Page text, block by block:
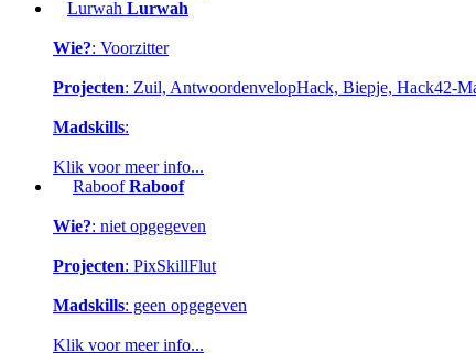
Lurwah Lurwah
Wie?: Voorzitter
Projecten: Zuil, AntwoordenvelopHack, Biepje, Hack42-
Madskills:
Klik voor meer info...
Raboof Raboof
Wie?: niet opgegeven
Projecten: PixSkillFlut
Madskills: geen opgegeven
Klik voor meer info...